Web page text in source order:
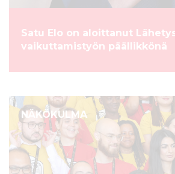
Satu Elo on aloittanut
vaikuttamistyön päällikkönä
NÄKÖKULMA